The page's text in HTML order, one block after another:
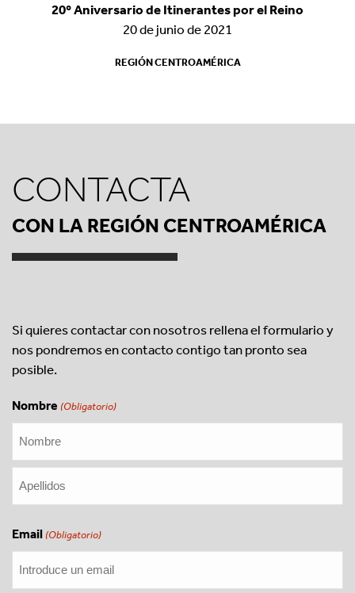
20º Aniversario de Itinerantes por el Reino
20 de junio de 2021
REGIÓN CENTROAMÉRICA
20º Aniversario de Itinerantes por el Reino
20 de junio de 2021
REGIÓN CENTROAMÉRICA
CONTACTA
CON LA REGIÓN CENTROAMÉRICA
Si quieres contactar con nosotros rellena el formulario y
nos pondremos en contacto contigo tan pronto sea
posible.
Nombre (Obligatorio)
Email (Obligatorio)